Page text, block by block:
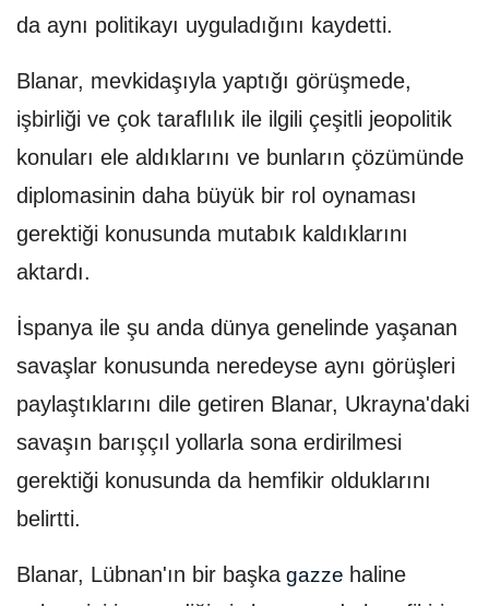
da aynı politikayı uyguladığını kaydetti.
Blanar, mevkidaşıyla yaptığı görüşmede,
işbirliği ve çok taraflılık ile ilgili çeşitli jeopolitik
konuları ele aldıklarını ve bunların çözümünde
diplomasinin daha büyük bir rol oynaması
gerektiği konusunda mutabık kaldıklarını
aktardı.
İspanya ile şu anda dünya genelinde yaşanan
savaşlar konusunda neredeyse aynı görüşleri
paylaştıklarını dile getiren Blanar, Ukrayna'daki
savaşın barışçıl yollarla sona erdirilmesi
gerektiği konusunda da hemfikir olduklarını
belirtti.
Blanar, Lübnan'ın bir başka gazze haline